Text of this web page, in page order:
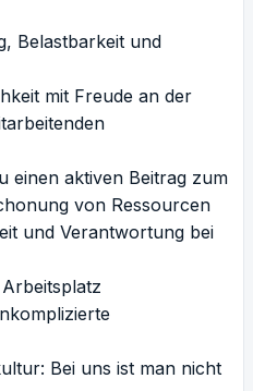
Belastbarkeit und
mit Freude an der
einen aktiven Beitrag zum
von Ressourcen
und Verantwortung bei
Bei uns ist man nicht